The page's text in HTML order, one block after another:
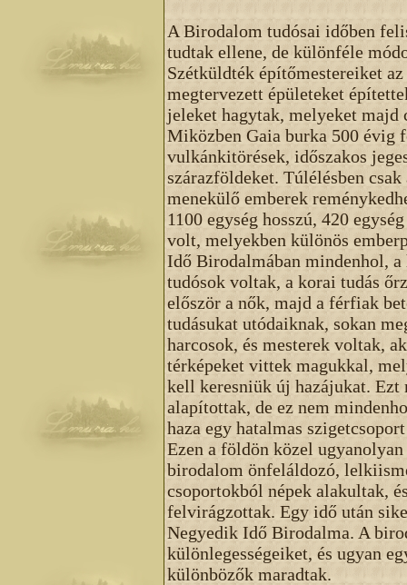
A Birodalom tudósai időben
tudtak ellene, de különféle
Szétküldték építőmestereiket
megtervezett épületeket
jeleket hagytak, melyeket majd
Miközben Gaia burka 500 évig
vulkánkitörések, időszakos
szárazföldeket. Túlélésben
menekülő emberek
1100 egység hosszú, 420
volt, melyekben különös
Idő Birodalmában mindenhol,
tudósok voltak, a korai tudás
először a nők, majd a férfiak
tudásukat utódaiknak, sokan
harcosok, és mesterek voltak,
térképeket vittek magukkal,
kell keresniük új hazájukat. Ezt
alapítottak, de ez nem
haza egy hatalmas
Ezen a földön közel
birodalom önfeláldozó,
csoportokból népek alakultak,
felvirágzottak. Egy idő után
Negyedik Idő Birodalma. A
különlegességeiket, és ugyan
különbözők maradtak.